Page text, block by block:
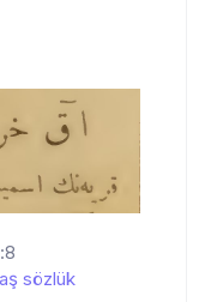
sözlük